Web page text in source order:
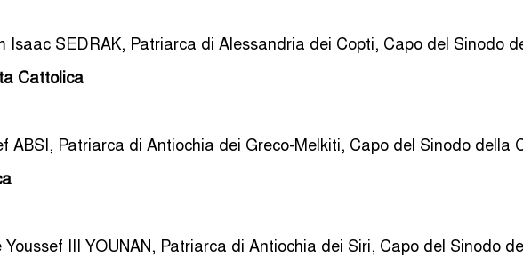
Isaac SEDRAK, Patriarca di Alessandria dei Copti, Capo del Sinodo
Cattolica
ABSI, Patriarca di Antiochia dei Greco-Melkiti, Capo del Sinodo della
III YOUNAN, Patriarca di Antiochia dei Siri, Capo del Sinodo